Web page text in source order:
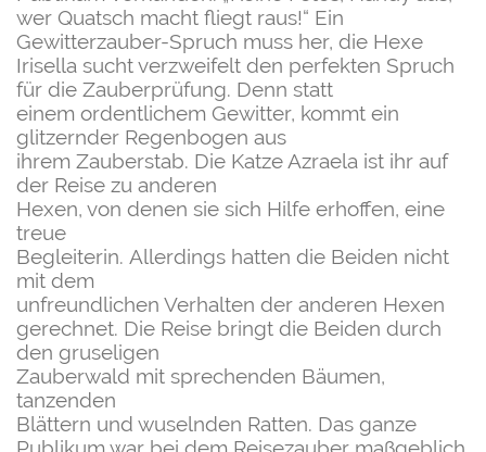
wer Quatsch macht fliegt raus!“ Ein
Gewitterzauber-Spruch muss her, die Hexe
Irisella sucht verzweifelt den perfekten Spruch
für die Zauberprüfung. Denn statt
einem ordentlichem Gewitter, kommt ein
glitzernder Regenbogen aus
ihrem Zauberstab. Die Katze Azraela ist ihr auf
der Reise zu anderen
Hexen, von denen sie sich Hilfe erhoffen, eine
treue
Begleiterin. Allerdings hatten die Beiden nicht
mit dem
unfreundlichen Verhalten der anderen Hexen
gerechnet. Die Reise bringt die Beiden durch
den gruseligen
Zauberwald mit sprechenden Bäumen,
tanzenden
Blättern und wuselnden Ratten. Das ganze